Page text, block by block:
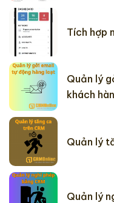
Tích hợp
Quản lý
khách
Quản lý
Quản lý